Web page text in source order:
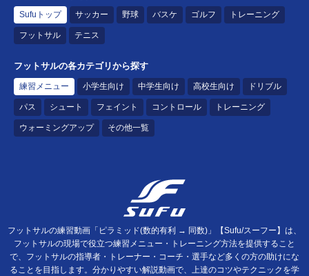
Sufuトップ サッカー 野球 バスケ ゴルフ トレーニング
フットサル テニス
フットサルの各カテゴリから探す
練習メニュー 小学生向け 中学生向け 高校生向け ドリブル
パス シュート フェイント コントロール トレーニング
ウォーミングアップ その他一覧
フットサルの練習動画「ピラミッド(数的有利 → 同数)」【Sufu/スーフー】は、
フットサルの現場で役立つ練習メニュー・トレーニング方法を提供すること
で、フットサルの指導者・トレーナー・コーチ・選手など多くの方の助けにな
ることを目指します。分かりやすい解説動画で、上達のコツやテクニックを学